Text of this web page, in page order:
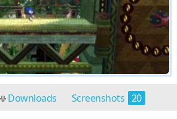
Downloads Screenshots 20